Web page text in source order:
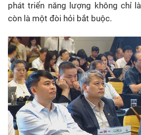
phát triển năng lượng không chỉ
còn là một đòi hỏi bắt buộc.